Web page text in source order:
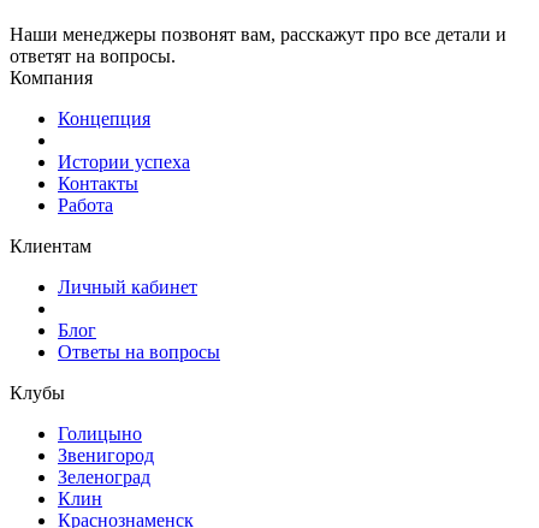
Наши менеджеры позвонят вам, расскажут про все детали и
ответят на вопросы.
Компания
Концепция
Истории успеха
Контакты
Работа
Клиентам
Личный кабинет
Блог
Ответы на вопросы
Клубы
Голицыно
Звенигород
Зеленоград
Клин
Краснознаменск